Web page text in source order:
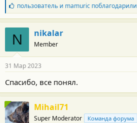
Б
л
а
г
о
д
а
н
с
т
и
:
пользовательи mamuricпоблагодарили
N nikalar
Member
31 Мар 2023
Спасибо, все понял.
Mihail71
Super Moderator Команда форума